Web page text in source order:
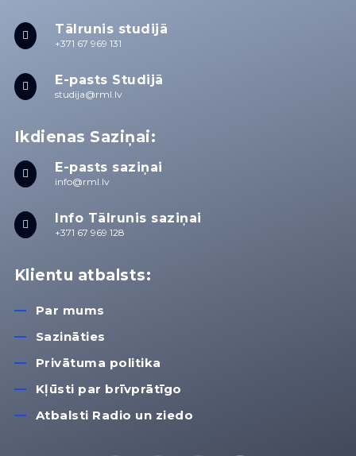
 Tālrunis studijā
+371 67 969 131
 E-pasts Studijā
studija@rml.lv
Ikdienas Saziņai:
 E-pasts saziņai
info@rml.lv
 Info Tālrunis saziņai
+371 67 969 128
Klientu atbalsts:
Par mums
Sazināties
Privātuma politika
Kļūsti par brīvprātīgo
Atbalsti Radio un ziedo